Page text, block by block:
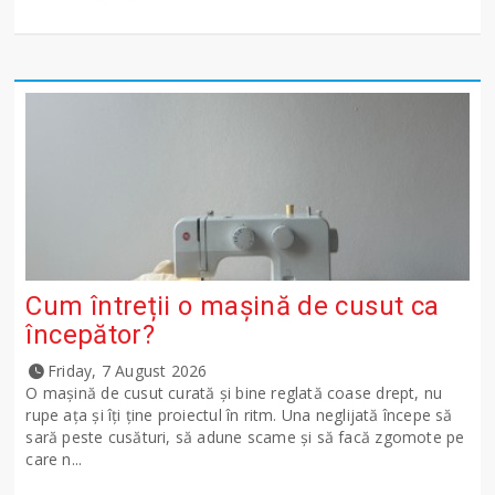
Cum întreții o mașină de cusut ca
începător?
Friday, 7 August 2026
O mașină de cusut curată și bine reglată coase drept, nu
rupe ața și îți ține proiectul în ritm. Una neglijată începe să
sară peste cusături, să adune scame și să facă zgomote pe
care n...